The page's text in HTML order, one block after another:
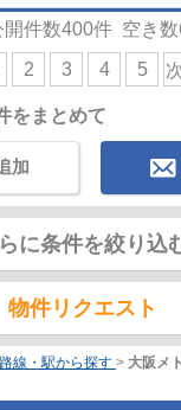
件数400件 空き数
2 3 4 5
をまとめて
加
に条件を絞り込
物件リクエスト
線・駅から探す > 大阪メ